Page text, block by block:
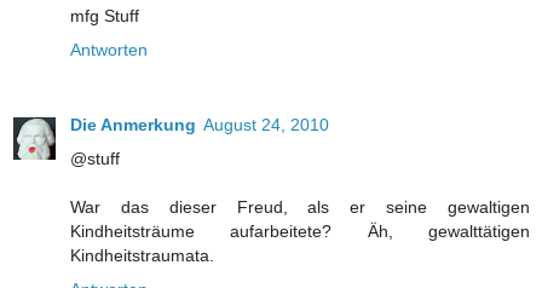
mfg Stuff
Antworten
Die Anmerkung August 24, 2010
@stuff
War das dieser Freud, als er seine gewaltigen
Kindheitsträume aufarbeitete? Äh, gewalttätigen
Kindheitstraumata.